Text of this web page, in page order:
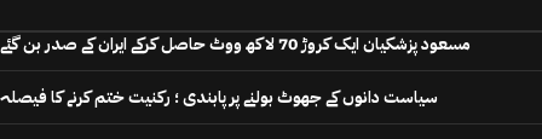
مسعود پزشکیان ایک کروڑ 70 لاکھ ووٹ حاصل کرکے ایران کے صدر بن گئے
سیاست دانوں کے جھوٹ بولنے پر پابندی ؛ رکنیت ختم کرنے کا فیصلہ